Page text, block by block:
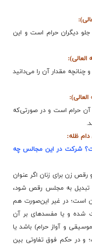
دیگران حرام است و این
چنانچه مقدار آن را می‌دانید
آن حرام است و در صورتی‌که
دام ظله:
شرکت در این مجالس چه
زن براى زنان اگر عنوان
تبدیل به مجلس رقص شود،
است؛ در غیر این‌صورت هم
شده و یا مفسده‏اى بر آن
و آواز حرام) باشد یا
و در حکم فوق تفاوتى بین